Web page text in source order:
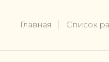
Главная Список